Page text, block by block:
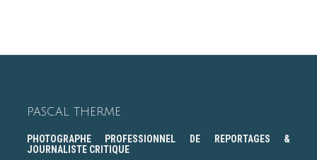
PASCAL THERME
PHOTOGRAPHE PROFESSIONNEL DE REPORTAGES &
JOURNALISTE CRITIQUE